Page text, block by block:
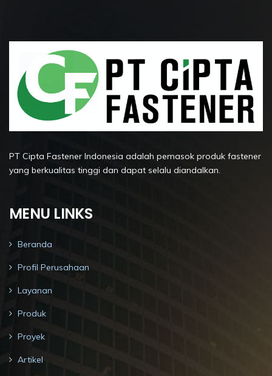
PT Cipta Fastener Indonesia adalah pemasok produk fastener
yang berkualitas tinggi dan dapat selalu diandalkan.
MENU LINKS
Beranda
Profil Perusahaan
Layanan
Produk
Proyek
Artikel